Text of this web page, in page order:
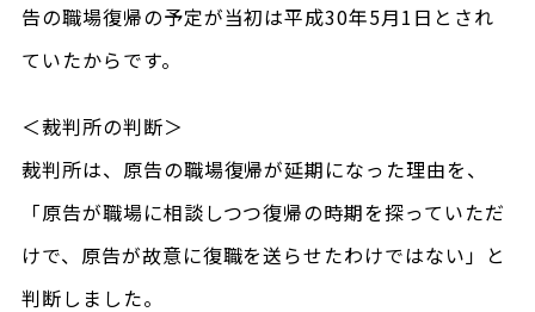
告の職場復帰の予定が当初は平成30年5月1日とされ
ていたからです。
＜裁判所の判断＞
裁判所は、原告の職場復帰が延期になった理由を、
「原告が職場に相談しつつ復帰の時期を探っていただ
けで、原告が故意に復職を送らせたわけではない」と
判断しました。